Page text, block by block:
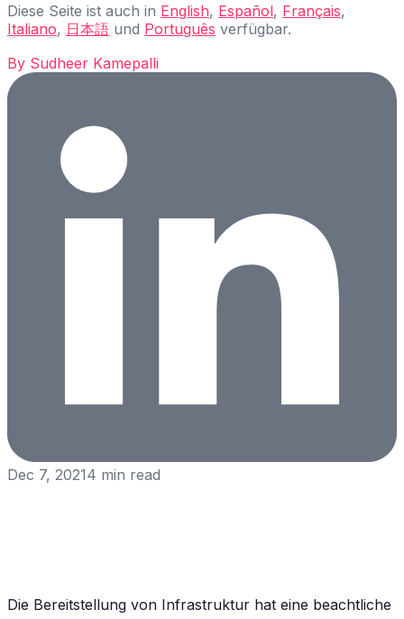
Diese Seite ist auch in English, Español, Français,
Italiano, 日本語 und Português verfügbar.
By Sudheer Kamepalli
Dec 7, 20214 min read
Die Bereitstellung von Infrastruktur hat eine beachtliche